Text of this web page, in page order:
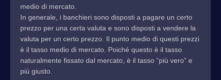
medio di mercato.
In generale, i banchieri sono disposti a pagare un certo
prezzo per una certa valuta e sono disposti a vendere la
valuta per un certo prezzo. Il punto medio di questi prezzi
è il tasso medio di mercato. Poiché questo è il tasso
naturalmente fissato dal mercato, è il tasso “più vero” e
più giusto.